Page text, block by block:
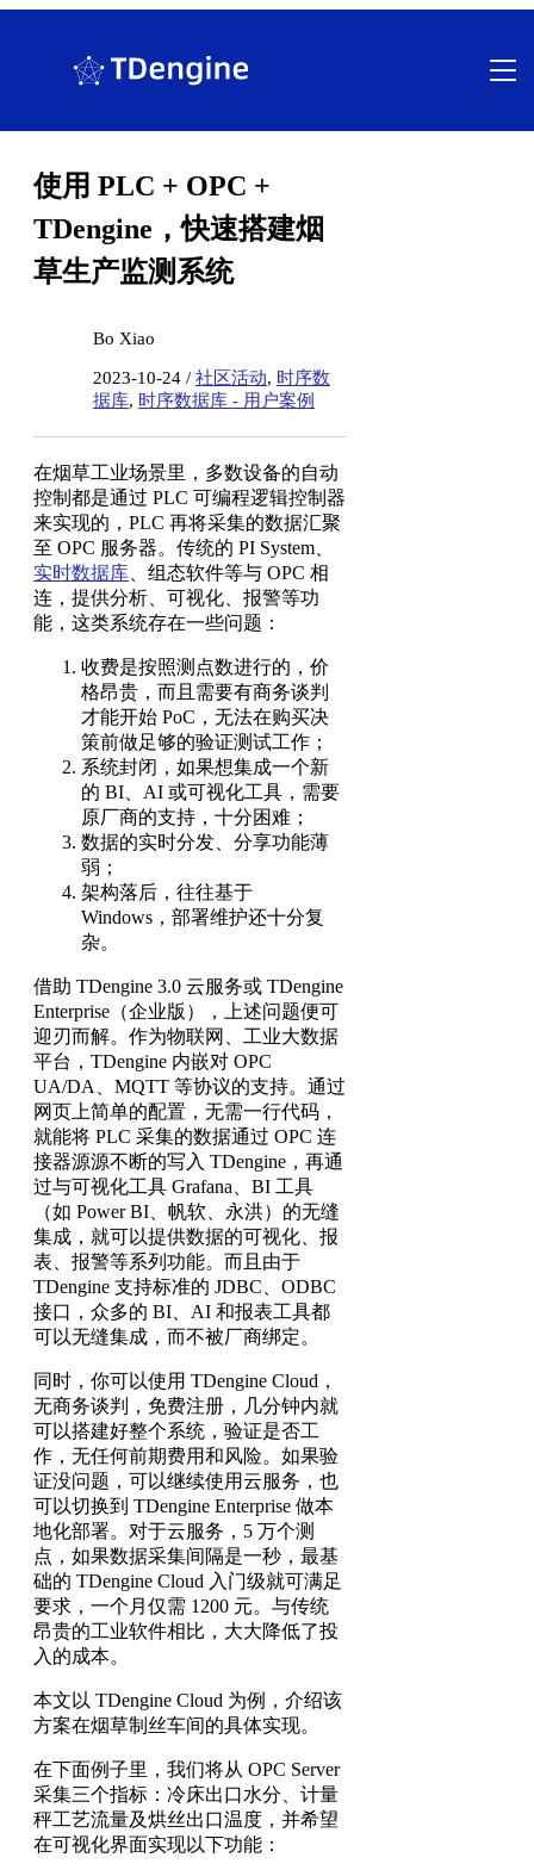
使用 PLC + OPC +
TDengine，快速搭建烟
草生产监测系统
Bo Xiao
2023-10-24 / 社区活动, 时序数
据库, 时序数据库 - 用户案例
在烟草工业场景里，多数设备的自动
控制都是通过 PLC 可编程逻辑控制器
来实现的，PLC 再将采集的数据汇聚
至 OPC 服务器。传统的 PI System、
实时数据库 、组态软件等与 OPC 相
连，提供分析、可视化、报警等功
能，这类系统存在一些问题：
收费是按照测点数进行的，价
格昂贵，而且需要有商务谈判
才能开始 PoC，无法在购买决
策前做足够的验证测试工作；
系统封闭，如果想集成一个新
的 BI、AI 或可视化工具，需要
原厂商的支持，十分困难；
数据的实时分发、分享功能薄
弱；
架构落后，往往基于
Windows，部署维护还十分复
杂。
借助 TDengine 3.0 云服务或 TDengine
Enterprise（企业版），上述问题便可
迎刃而解。作为物联网、工业大数据
平台，TDengine 内嵌对 OPC
UA/DA、MQTT 等协议的支持。通过
网页上简单的配置，无需一行代码，
就能将 PLC 采集的数据通过 OPC 连
接器源源不断的写入 TDengine，再通
过与可视化工具 Grafana、BI 工具
（如 Power BI、帆软、永洪）的无缝
集成，就可以提供数据的可视化、报
表、报警等系列功能。而且由于
TDengine 支持标准的 JDBC、ODBC
接口，众多的 BI、AI 和报表工具都
可以无缝集成，而不被厂商绑定。
同时，你可以使用 TDengine Cloud，
无商务谈判，免费注册，几分钟内就
可以搭建好整个系统，验证是否工
作，无任何前期费用和风险。如果验
证没问题，可以继续使用云服务，也
可以切换到 TDengine Enterprise 做本
地化部署。对于云服务，5 万个测
点，如果数据采集间隔是一秒，最基
础的 TDengine Cloud 入门级就可满足
要求，一个月仅需 1200 元。与传统
昂贵的工业软件相比，大大降低了投
入的成本。
本文以 TDengine Cloud 为例，介绍该
方案在烟草制丝车间的具体实现。
在下面例子里，我们将从 OPC Server
采集三个指标：冷床出口水分、计量
秤工艺流量及烘丝出口温度，并希望
在可视化界面实现以下功能：